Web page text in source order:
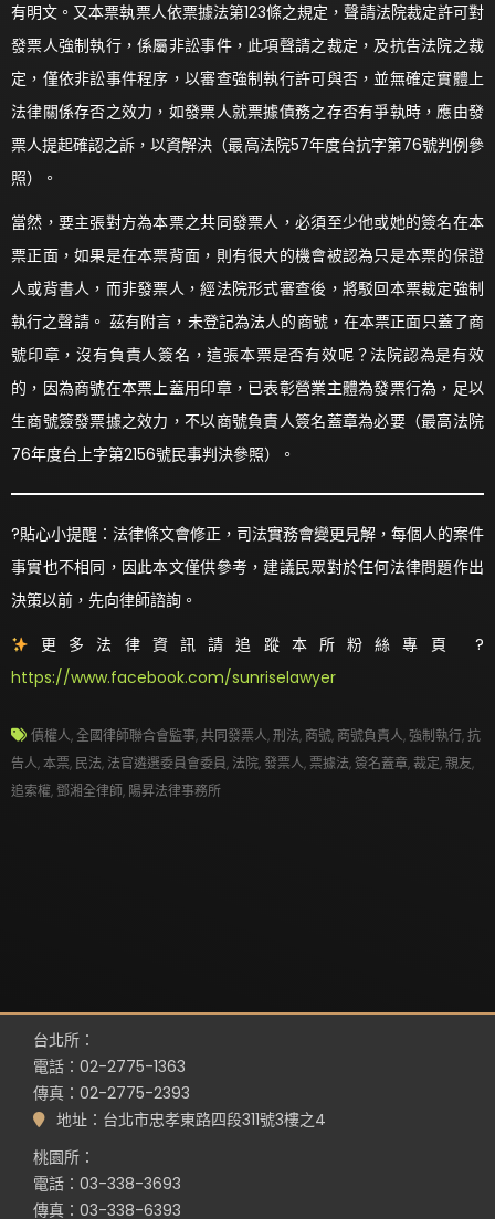
有明文。又本票執票人依票據法第123條之規定，聲請法院裁定許可對
發票人強制執行，係屬非訟事件，此項聲請之裁定，及抗告法院之裁
定，僅依非訟事件程序，以審查強制執行許可與否，並無確定實體上
法律關係存否之效力，如發票人就票據債務之存否有爭執時，應由發
票人提起確認之訴，以資解決（最高法院57年度台抗字第76號判例參
照）。
當然，要主張對方為本票之共同發票人，必須至少他或她的簽名在本
票正面，如果是在本票背面，則有很大的機會被認為只是本票的保證
人或背書人，而非發票人，經法院形式審查後，將駁回本票裁定強制
執行之聲請。 茲有附言，未登記為法人的商號，在本票正面只蓋了商
號印章，沒有負責人簽名，這張本票是否有效呢？法院認為是有效
的，因為商號在本票上蓋用印章，已表彰營業主體為發票行為，足以
生商號簽發票據之效力，不以商號負責人簽名蓋章為必要（最高法院
76年度台上字第2156號民事判決參照）。
?貼心小提醒：法律條文會修正，司法實務會變更見解，每個人的案件
事實也不相同，因此本文僅供參考，建議民眾對於任何法律問題作出
決策以前，先向律師諮詢。
更多法律資訊請追蹤本所粉絲專頁 ?
https://www.facebook.com/sunriselawyer
債權人,全國律師聯合會監事,共同發票人,刑法, 商號, 商號負責人,強制執行,抗
告人,本票, 民法, 法官遴選委員會委員, 法院,發票人,票據法,簽名蓋章,裁定,親友,
追索權, 鄧湘全律師, 陽昇法律事務所
台北所：
電話：02-2775-1363
傳真：02-2775-2393
地址：台北市忠孝東路四段311號3樓之4
桃園所：
電話：03-338-3693
傳真：03-338-6393